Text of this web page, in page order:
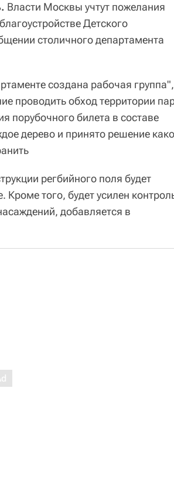
Власти Москвы учтут пожелания
Детского
столичного департамента
создана рабочая
проводить обход территории
порубочного билета в составе
дерево и принято решение
регбийного поля будет
Кроме того, будет усилен
добавляется в